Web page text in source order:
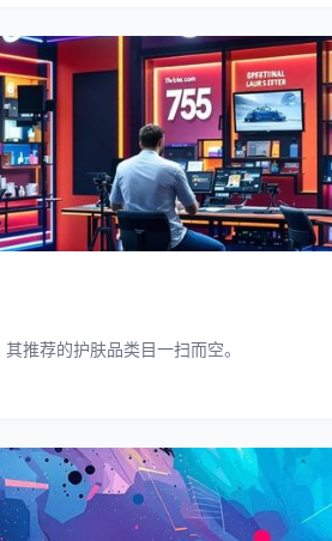
推荐的护肤品类目一扫而空。